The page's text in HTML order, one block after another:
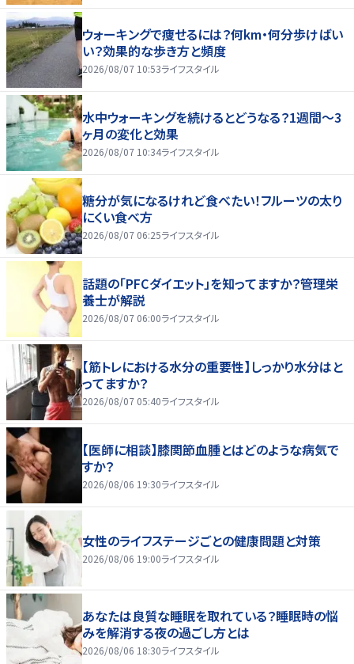
ウォーキングで痩せるには？何km・何分歩けばい
い？効果的な歩き方と頻度
2026/08/07 10:53ライフスタイル
水中ウォーキングを続けるとどうなる？1週間～3
ヶ月の変化と効果
2026/08/07 10:34ライフスタイル
糖分が気になるけれど食べたい！フルーツの太り
にくい食べ方
2026/08/07 06:25ライフスタイル
話題の「PFCダイエット」を知ってますか？管理栄
養士が解説
2026/08/07 06:00ライフスタイル
【筋トレにおける水分の重要性】しっかり水分はと
ってますか？
2026/08/07 05:40ライフスタイル
【医師に相談】膝関節血腫とはどのような病気で
すか？
2026/08/06 19:30ライフスタイル
女性のライフステージごとの健康問題と対策
2026/08/06 19:00ライフスタイル
あなたは良質な睡眠を取れている？睡眠時の悩
みを解消する夜の過ごし方とは
2026/08/06 18:30ライフスタイル